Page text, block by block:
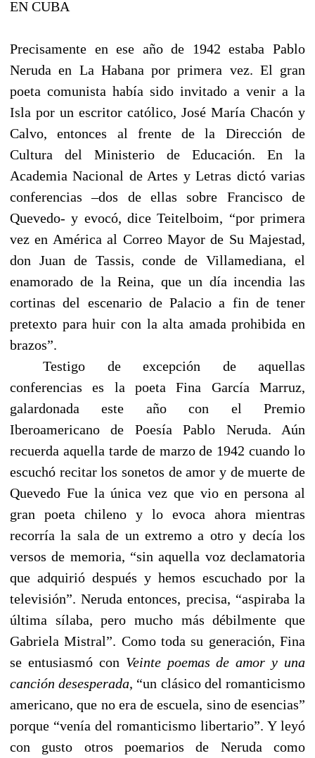
EN CUBA
Precisamente en ese año de 1942 estaba Pablo
Neruda en La Habana por primera vez. El gran
poeta comunista había sido invitado a venir a la
Isla por un escritor católico, José María Chacón y
Calvo, entonces al frente de la Dirección de
Cultura del Ministerio de Educación. En la
Academia Nacional de Artes y Letras dictó varias
conferencias –dos de ellas sobre Francisco de
Quevedo- y evocó, dice Teitelboim, “por primera
vez en América al Correo Mayor de Su Majestad,
don Juan de Tassis, conde de Villamediana, el
enamorado de la Reina, que un día incendia las
cortinas del escenario de Palacio a fin de tener
pretexto para huir con la alta amada prohibida en
brazos”.
Testigo de excepción de aquellas
conferencias es la poeta Fina García Marruz,
galardonada este año con el Premio
Iberoamericano de Poesía Pablo Neruda. Aún
recuerda aquella tarde de marzo de 1942 cuando lo
escuchó recitar los sonetos de amor y de muerte de
Quevedo Fue la única vez que vio en persona al
gran poeta chileno y lo evoca ahora mientras
recorría la sala de un extremo a otro y decía los
versos de memoria, “sin aquella voz declamatoria
que adquirió después y hemos escuchado por la
televisión”. Neruda entonces, precisa, “aspiraba la
última sílaba, pero mucho más débilmente que
Gabriela Mistral”. Como toda su generación, Fina
se entusiasmó con Veinte poemas de amor y una
canción desesperada, “un clásico del romanticismo
americano, que no era de escuela, sino de esencias”
porque “venía del romanticismo libertario”. Y leyó
con gusto otros poemarios de Neruda como